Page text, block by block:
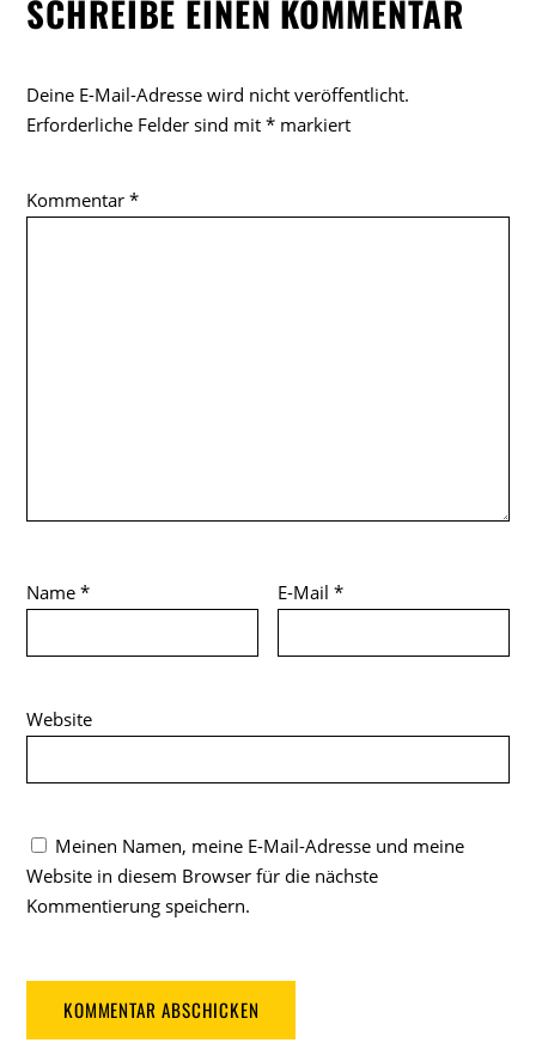
SCHREIBE EINEN KOMMENTAR
Deine E-Mail-Adresse wird nicht veröffentlicht.
Erforderliche Felder sind mit* markiert
Kommentar*
Name* E-Mail*
Website
Meinen Namen, meine E-Mail-Adresse und meine
Website in diesem Browser für die nächste
Kommentierung speichern.